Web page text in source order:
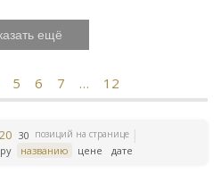
ещё
5 6 7 … 12
20 30 позиций на странице
названию цене дате